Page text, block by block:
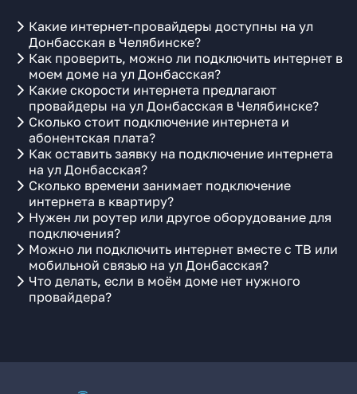
Какие интернет-провайдеры доступны на ул
Донбасская в Челябинске?
Как проверить, можно ли подключить интернет в
моем доме на ул Донбасская?
Какие скорости интернета предлагают
провайдеры на ул Донбасская в Челябинске?
Сколько стоит подключение интернета и
абонентская плата?
Как оставить заявку на подключение интернета
на ул Донбасская?
Сколько времени занимает подключение
интернета в квартиру?
Нужен ли роутер или другое оборудование для
подключения?
Можно ли подключить интернет вместе с ТВ или
мобильной связью на ул Донбасская?
Что делать, если в моём доме нет нужного
провайдера?